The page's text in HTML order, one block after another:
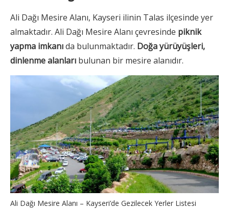
Ali Dağı Mesire Alanı, Kayseri ilinin Talas ilçesinde yer
almaktadır. Ali Dağı Mesire Alanı çevresinde piknik
yapma imkanıda bulunmaktadır. Doğa yürüyüşleri,
dinlenme alanları bulunan bir mesire alanıdır.
Ali Dağı Mesire Alanı – Kayseri’de Gezilecek Yerler Listesi